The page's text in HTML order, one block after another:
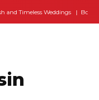
Timeless Weddings